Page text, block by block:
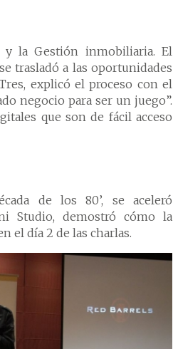
y la Gestión inmobiliaria. El
trasladó a las oportunidades
explicó el proceso con el
negocio para ser un juego”.
que son de fácil acceso
de los 80’, se aceleró
Studio, demostró cómo la
el día 2 de las charlas.